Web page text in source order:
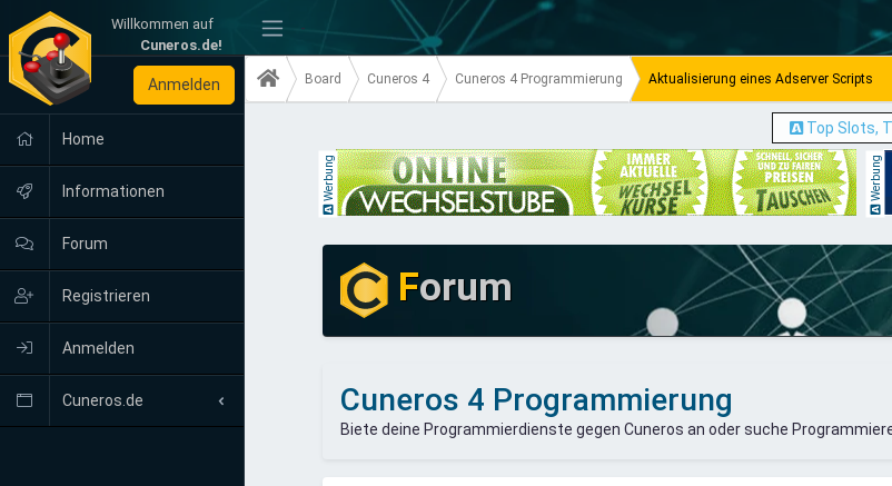
Willkommen auf
Cuneros.de!
-
Anmelden
Home
Informationen
Forum
Registrieren
Anmelden
Cuneros.de
Board Cuneros 4 Cuneros 4 Programmierung Aktualisierung eines Adserver Scripts
Top Slots,
Werbung Werbung
Forum
Cuneros 4 Programmierung
Biete deine Programmierdienste gegen Cuneros an oder suche